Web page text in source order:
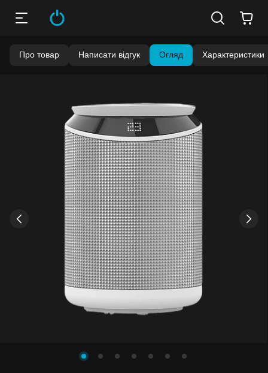
Про товар Написати відгук Огляд Характеристики
‹ ›
Накопиченими бонусами можна сплатити до 99% вартості
наступної покупки:
детальніше